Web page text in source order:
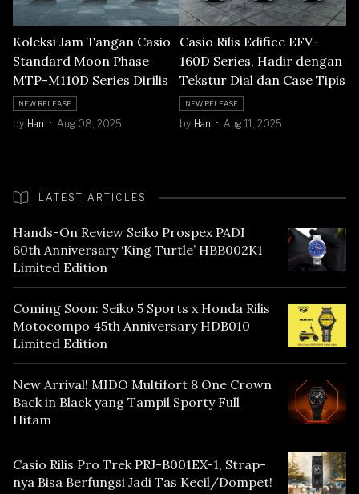
Koleksi Jam Tangan Casio
Standard Moon Phase
MTP-M110D Series Dirilis
NEW RELEASE
by Han Aug 08, 2025
Casio Rilis Edifice EFV-
160D Series, Hadir dengan
Tekstur Dial dan Case Tipis
NEW RELEASE
by Han Aug 11, 2025
LATEST ARTICLES
Hands-On Review Seiko Prospex PADI
60th Anniversary ‘King Turtle’ HBB002K1
Limited Edition
Coming Soon: Seiko 5 Sports x Honda Rilis
Motocompo 45th Anniversary HDB010
Limited Edition
New Arrival! MIDO Multifort 8 One Crown
Back in Black yang Tampil Sporty Full
Hitam
Casio Rilis Pro Trek PRJ-B001EX-1, Strap-
nya Bisa Berfungsi Jadi Tas Kecil/Dompet!